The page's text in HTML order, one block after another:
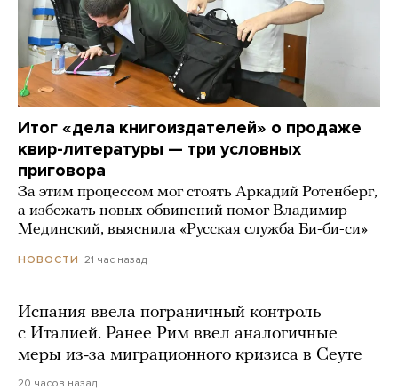
Итог «дела книгоиздателей» о продаже
квир-литературы — три условных
приговора
За этим процессом мог стоять Аркадий Ротенберг,
а избежать новых обвинений помог Владимир
Мединский, выяснила «Русская служба Би-би-си»
НОВОСТИ 21 час назад
Испания ввела пограничный контроль
с Италией. Ранее Рим ввел аналогичные
меры из-за миграционного кризиса в Сеуте
20 часов назад